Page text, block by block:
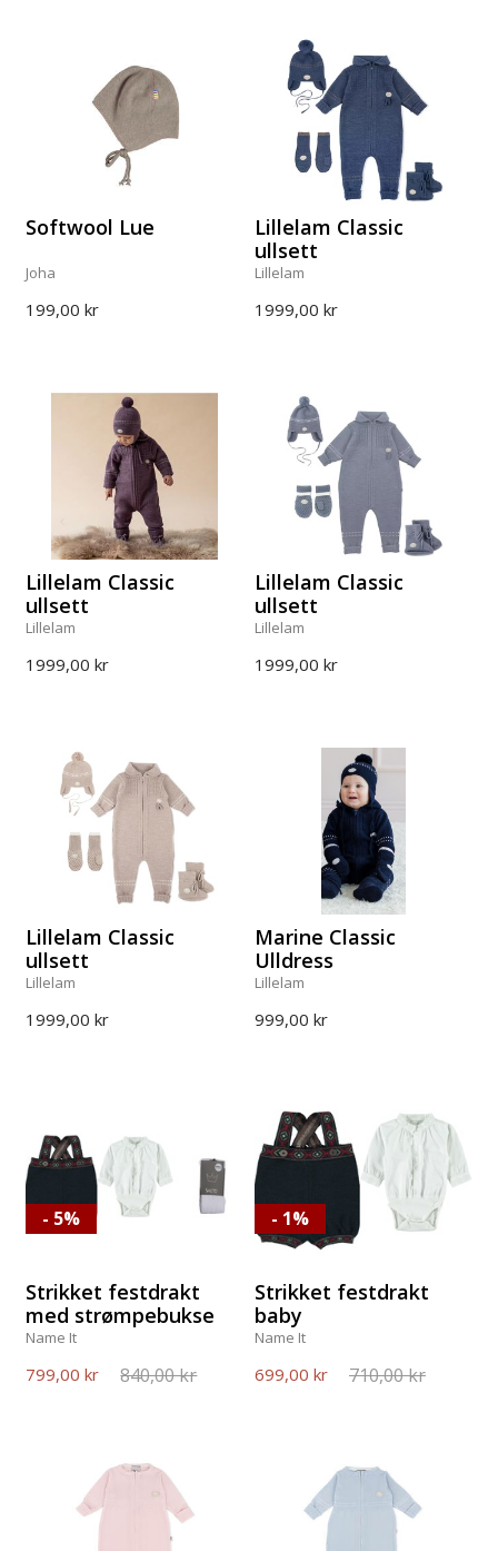
Softwool Lue
Joha
199,00 kr
Lillelam Classic
ullsett
Lillelam
1999,00 kr
Lillelam Classic
ullsett
Lillelam
1999,00 kr
Lillelam Classic
ullsett
Lillelam
1999,00 kr
Lillelam Classic
ullsett
Lillelam
1999,00 kr
Marine Classic
Ulldress
Lillelam
999,00 kr
Strikket festdrakt
med strømpebukse
Name It
799,00 kr 840,00 kr
- 5%
Strikket festdrakt
baby
Name It
699,00 kr 710,00 kr
- 1%